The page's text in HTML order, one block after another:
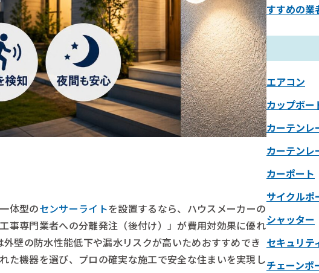
体型のセンサーライトを設置するなら、ハウスメーカーの
事専門業者への分離発注（後付け）」が費用対効果に優れ
壁の防水性能低下や漏水リスクが高いためおすすめでき
た機器を選び、プロの確実な施工で安全な住まいを実現し
すすめの業
エアコン
カップボー
カーテンレ
カーテンレ
カーポート
サイクルポ
シャッター
セキュリテ
チェーンポ